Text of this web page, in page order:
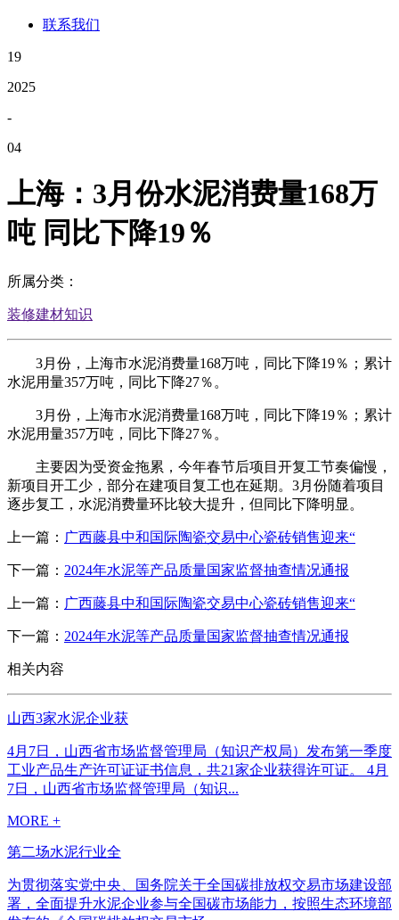
联系我们
19
2025
-
04
上海：3月份水泥消费量168万
吨 同比下降19％
所属分类：
装修建材知识
3月份，上海市水泥消费量168万吨，同比下降19％；累计
水泥用量357万吨，同比下降27％。
3月份，上海市水泥消费量168万吨，同比下降19％；累计
水泥用量357万吨，同比下降27％。
主要因为受资金拖累，今年春节后项目开复工节奏偏慢，
新项目开工少，部分在建项目复工也在延期。3月份随着项目
逐步复工，水泥消费量环比较大提升，但同比下降明显。
上一篇： 广西藤县中和国际陶瓷交易中心瓷砖销售迎来“
下一篇： 2024年水泥等产品质量国家监督抽查情况通报
上一篇： 广西藤县中和国际陶瓷交易中心瓷砖销售迎来“
下一篇： 2024年水泥等产品质量国家监督抽查情况通报
相关内容
山西3家水泥企业获
4月7日，山西省市场监督管理局（知识产权局）发布第一季度
工业产品生产许可证证书信息，共21家企业获得许可证。 4月
7日，山西省市场监督管理局（知识...
MORE +
第二场水泥行业全
为贯彻落实党中央、国务院关于全国碳排放权交易市场建设部
署，全面提升水泥企业参与全国碳市场能力，按照生态环境部